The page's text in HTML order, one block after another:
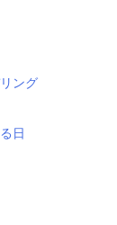
ング
日